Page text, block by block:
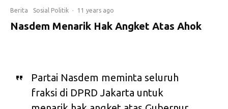
Berita Sosial Politik · 11 years ago
Nasdem Menarik Hak Angket Atas Ahok
Partai Nasdem meminta seluruh
fraksi di DPRD Jakarta untuk